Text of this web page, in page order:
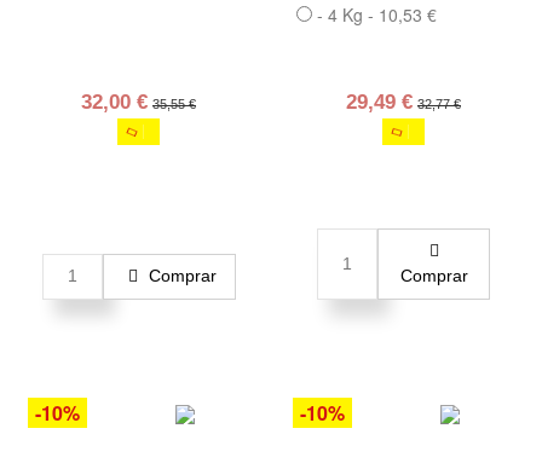
32,00 € 35,55 €
Comprar
- 4 Kg - 10,53 €
29,49 € 32,77 €
Comprar
-10% -10%